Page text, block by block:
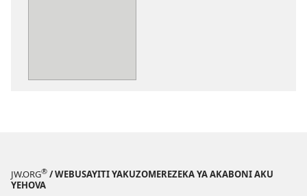
JW.ORG® / WEBUSAYITI YAKUZOMEREZEKA YA AKABONI AKU
YEHOVA